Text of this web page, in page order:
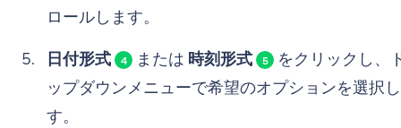
ロールします。
日付形式
4 または 時刻形式 5
をクリックし、
ップダウンメニューで希望のオプションを選択
す。